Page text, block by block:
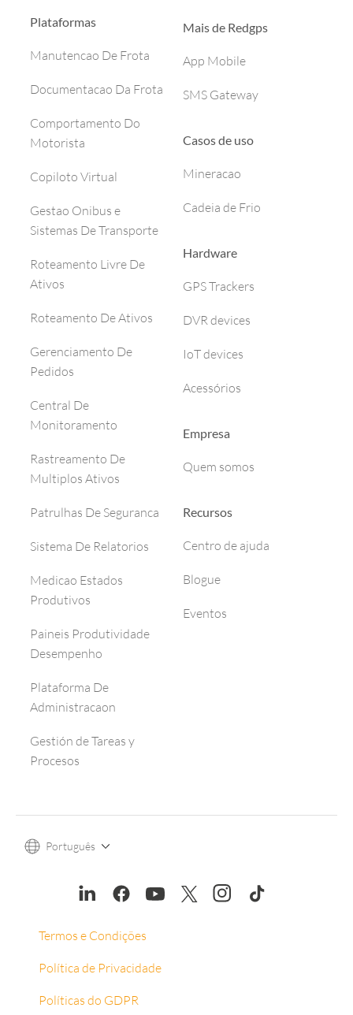
Plataformas
Manutencao De Frota
Documentacao Da Frota
Comportamento Do
Motorista
Copiloto Virtual
Gestao Onibus e
Sistemas De Transporte
Roteamento Livre De
Ativos
Roteamento De Ativos
Gerenciamento De
Pedidos
Central De
Monitoramento
Rastreamento De
Multiplos Ativos
Patrulhas De Seguranca
Sistema De Relatorios
Medicao Estados
Produtivos
Paineis Produtividade
Desempenho
Plataforma De
Administracaon
Gestión de Tareas y
Procesos
Mais de Redgps
App Mobile
SMS Gateway
Casos de uso
Mineracao
Cadeia de Frio
Hardware
GPS Trackers
DVR devices
IoT devices
Acessórios
Empresa
Quem somos
Recursos
Centro de ajuda
Blogue
Eventos
Português
Termos e Condições
Política de Privacidade
Políticas do GDPR